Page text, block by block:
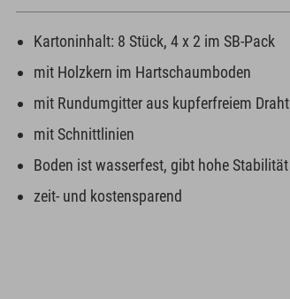
Kartoninhalt: 8 Stück, 4 x 2 im SB-Pack
mit Holzkern im Hartschaumboden
mit Rundumgitter aus kupferfreiem Draht
mit Schnittlinien
Boden ist wasserfest, gibt hohe Stabilität
zeit- und kostensparend